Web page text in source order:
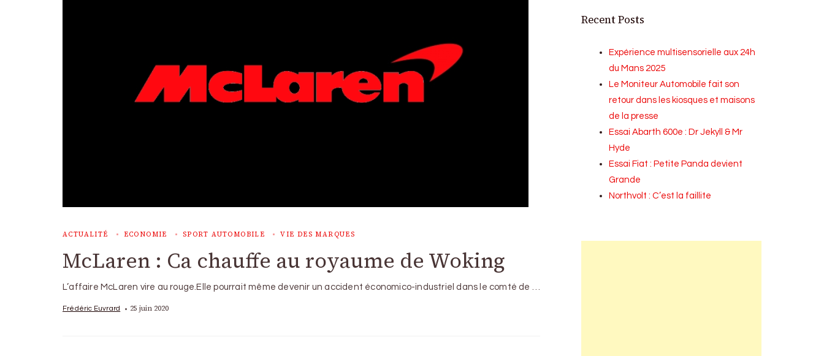
ACTUALITÉ ECONOMIE SPORT AUTOMOBILE VIE DES MARQUES
McLaren : Ca chauffe au royaume de Woking
L’affaire McLaren vire au rouge.Elle pourrait même devenir un accident économico-industriel dans le comté de …
Frédéric Euvrard 25 juin 2020
Recent Posts
Expérience multisensorielle aux 24h
du Mans 2025
Le Moniteur Automobile fait son
retour dans les kiosques et maisons
de la presse
Essai Abarth 600e : Dr Jekyll & Mr
Hyde
Essai Fiat : Petite Panda devient
Grande
Northvolt : C’est la faillite